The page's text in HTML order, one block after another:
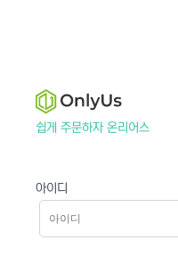
쉽게 주문하자 온리어스
아이디